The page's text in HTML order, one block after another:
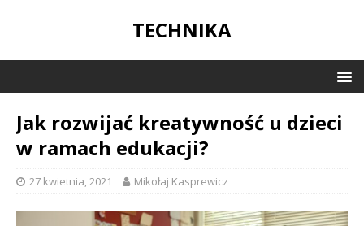
TECHNIKA
Jak rozwijać kreatywność u dzieci
w ramach edukacji?
27 kwietnia, 2021 Mikołaj Kasprewicz